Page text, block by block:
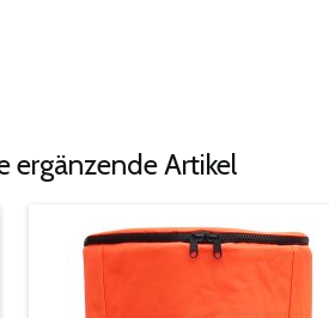
ergänzende Artikel